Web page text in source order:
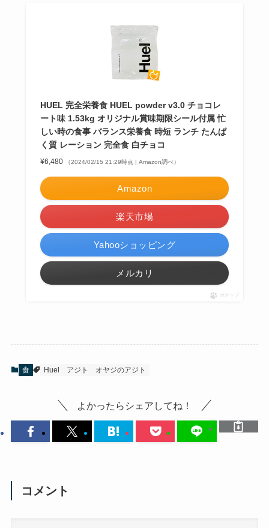
HUEL 完全栄養食 HUEL powder v3.0 チョコレ
ート味 1.53kg オリジナル賞味期限シール付属 忙
しい時の食事 バランス栄養食 時短 ランチ たんぱ
く質 レーション 完全食 白チョコ
¥6,480 （2024/02/15 21:29時点 | Amazon調べ）
Amazon
楽天市場
Yahooショッピング
メルカリ
ポチップ
食 Huel アジト オヤジのアジト
よかったらシェアしてね！
コメント